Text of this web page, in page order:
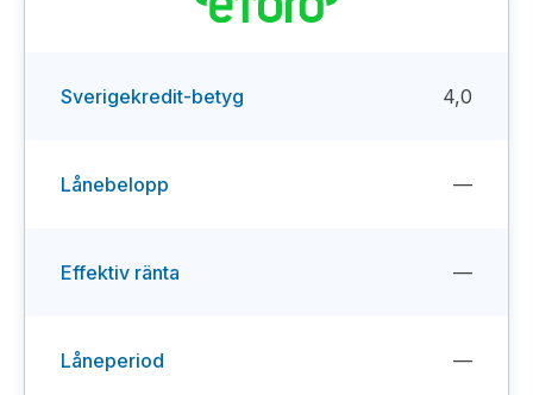
Sverigekredit-betyg 4,0
Lånebelopp —
Effektiv ränta —
Låneperiod —